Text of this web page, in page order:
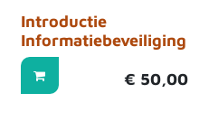
Introductie
Informatiebeveiliging
€ 50,00